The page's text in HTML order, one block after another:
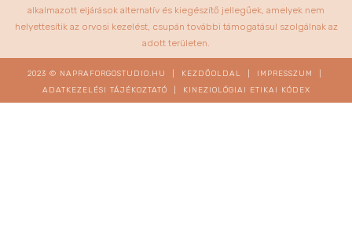
alkalmazott eljárások alternatív és kiegészítő jellegűek, amelyek nem
helyettesítik az orvosi kezelést, csupán további támogatásul szolgálnak az
adott területen.
2023 © NAPRAFORGOSTUDIO.HU | KEZDŐOLDAL IMPRESSZUM
ADATKEZELÉSI TÁJÉKOZTATÓ
KINEZIOLÓGIAI ETIKAI KÓDEX